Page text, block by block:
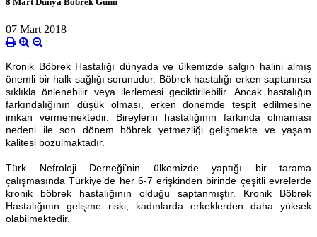
07 Mart 2018
Kronik Böbrek Hastalığı dünyada ve ülkemizde salgın halini almış
önemli bir halk sağlığı sorunudur. Böbrek hastalığı erken saptanırsa
sıklıkla önlenebilir veya ilerlemesi geciktirilebilir. Ancak hastalığın
farkındalığının düşük olması, erken dönemde tespit edilmesine
imkan vermemektedir. Bireylerin hastalığının farkında olmaması
nedeni ile son dönem böbrek yetmezliği gelişmekte ve yaşam
kalitesi bozulmaktadır.
Türk Nefroloji Derneği’nin ülkemizde yaptığı bir tarama
çalışmasında Türkiye’de her 6-7 erişkinden birinde çeşitli evrelerde
kronik böbrek hastalığının olduğu saptanmıştır. Kronik Böbrek
Hastalığının gelişme riski, kadınlarda erkeklerden daha yüksek
olabilmektedir.